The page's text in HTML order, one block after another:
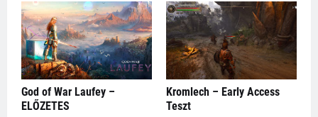
God of War Laufey –
ELŐZETES
Kromlech – Early Access
Teszt